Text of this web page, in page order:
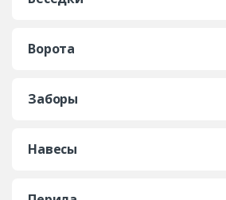
Ворота
Заборы
Навесы